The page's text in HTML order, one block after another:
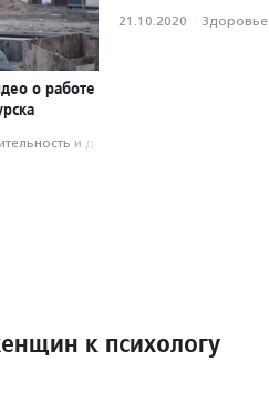
о работе
и доброволь­чест­во
21.10.2020 · Здоровье
к психологу